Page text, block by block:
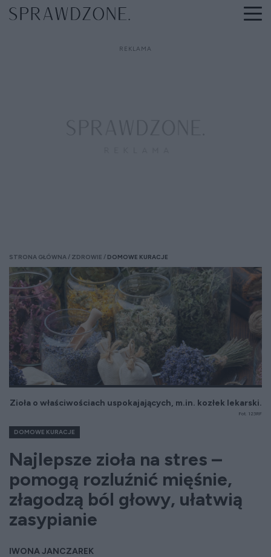
STRONA GŁÓWNA ZDROWIE DOMOWE KURACJE
Zioła o właściwościach uspokajających, m.in. kozłek lekarski.
Fot. 123RF
DOMOWE KURACJE
Najlepsze zioła na stres –
pomogą rozluźnić mięśnie,
złagodzą ból głowy, ułatwią
zasypianie
IWONA JANCZAREK